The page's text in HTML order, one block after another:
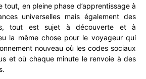
tout, en pleine phase d’apprentissage à
universelles mais également des
tout est sujet à découverte et à
la même chose pour le voyageur qui
nouveau où les codes sociaux
et où chaque minute le renvoie à des